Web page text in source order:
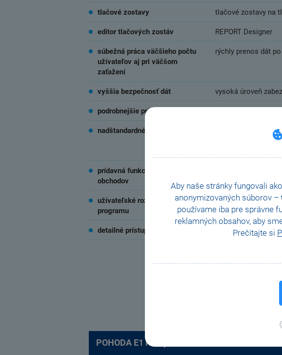
Aby naše stránky fungovali
anonymizovaných súborov –
používame iba pre správne
reklamných obsahov, aby
Prečítajte si
tlačové zostavy tlačové zostavy na
editor tlačových zostáv REPORT Designer
súbežná práca väčšieho počtu
užívateľov aj pri väčšom
zaťažení
rýchly prenos dát
vyššia bezpečnosť dát vysoká úroveň
podrobnejšie prístupové práva
nadštandardné funkcie skladov
editácia výrobných
cudzej mene,
prídavná funkcia internetových
obchodov
užívateľské rozšírenie
programu
nastavenie
mieru a pod.
detailné prístupové práva definícia pomocou
POHODA E1 Komplet